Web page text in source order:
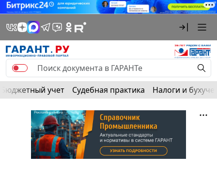
Бюджетный учет Судебная практика Налоги и